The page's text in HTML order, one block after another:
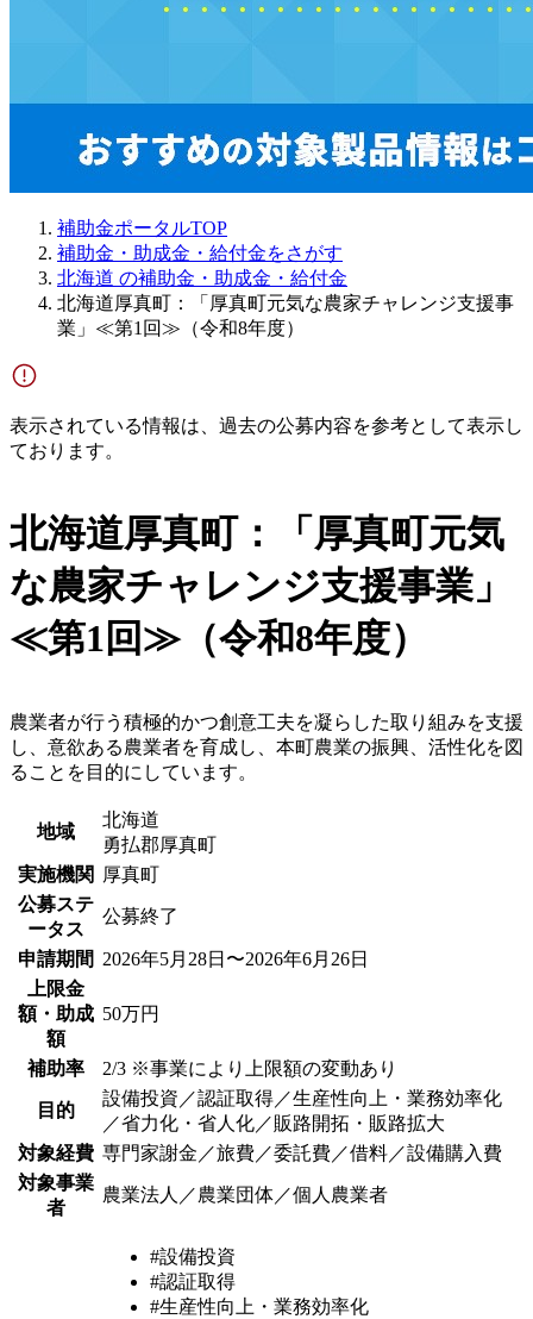
補助金ポータルTOP
補助金・助成金・給付金をさがす
北海道 の補助金・助成金・給付金
北海道厚真町：「厚真町元気な農家チャレンジ支援事
業」≪第1回≫（令和8年度）
表示されている情報は、過去の公募内容を参考として表示し
ております。
北海道厚真町：「厚真町元気
な農家チャレンジ支援事業」
≪第1回≫（令和8年度）
農業者が行う積極的かつ創意工夫を凝らした取り組みを支援
し、意欲ある農業者を育成し、本町農業の振興、活性化を図
ることを目的にしています。
地域
北海道
勇払郡厚真町
実施機関
厚真町
公募ステ
ータス
公募終了
申請期間 2026年5月28日〜2026年6月26日
上限金
額・助成
額
50万円
補助率 2/3 ※事業により上限額の変動あり
目的
設備投資／認証取得／生産性向上・業務効率化
／省力化・省人化／販路開拓・販路拡大
対象経費 専門家謝金／旅費／委託費／借料／設備購入費
対象事業
者
農業法人／農業団体／個人農業者
#設備投資
#認証取得
#生産性向上・業務効率化